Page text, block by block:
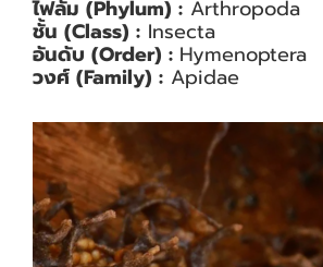
ไฟลัม (Phylum) : Arthropoda
ชั้น (Class) : Insecta
อันดับ (Order) : Hymenoptera
วงศ์ (Family) : Apidae